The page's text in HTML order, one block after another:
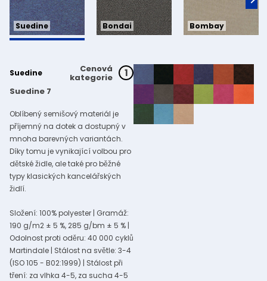
Suedine Bondai Bombay
Suedine Cenová
kategorie 1
Suedine 7
Oblíbený semišový materiál je
příjemný na dotek a dostupný v
mnoha barevných variantách.
Díky tomu je vynikající volbou pro
dětské židle, ale také pro běžné
typy klasických kancelářských
židlí.
Složení: 100% polyester | Gramáž:
190 g/m2 ± 5 %, 285 g/bm ± 5 % |
Odolnost proti oděru: 40 000 cyklů
Martindale | Stálost na světle: 3-4
(ISO 105 - B02:1999) | Stálost při
tření: za vlhka 4-5, za sucha 4-5